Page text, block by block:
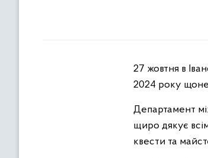
27 жовтня в
2024 року
Департамент
щиро дякує всім
квести та